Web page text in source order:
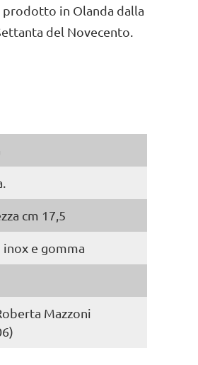
prodotto in Olanda dalla
del Novecento.
cm 17,5
inox e gomma
Mazzoni